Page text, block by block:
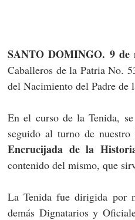
SANTO DOMINGO. 9 de
Caballeros de la Patria No.
del Nacimiento del Padre de
En el curso de la Tenida,
seguido al turno de
Encrucijada de la
contenido del mismo, que
La Tenida fue dirigida por
demás Dignatarios y